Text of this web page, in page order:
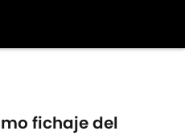
fichaje del